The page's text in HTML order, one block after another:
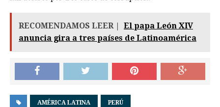
RECOMENDAMOS LEER |
El papa León XIV
anuncia gira a tres países de Latinoamérica
AMÉRICA LATINA PERÚ